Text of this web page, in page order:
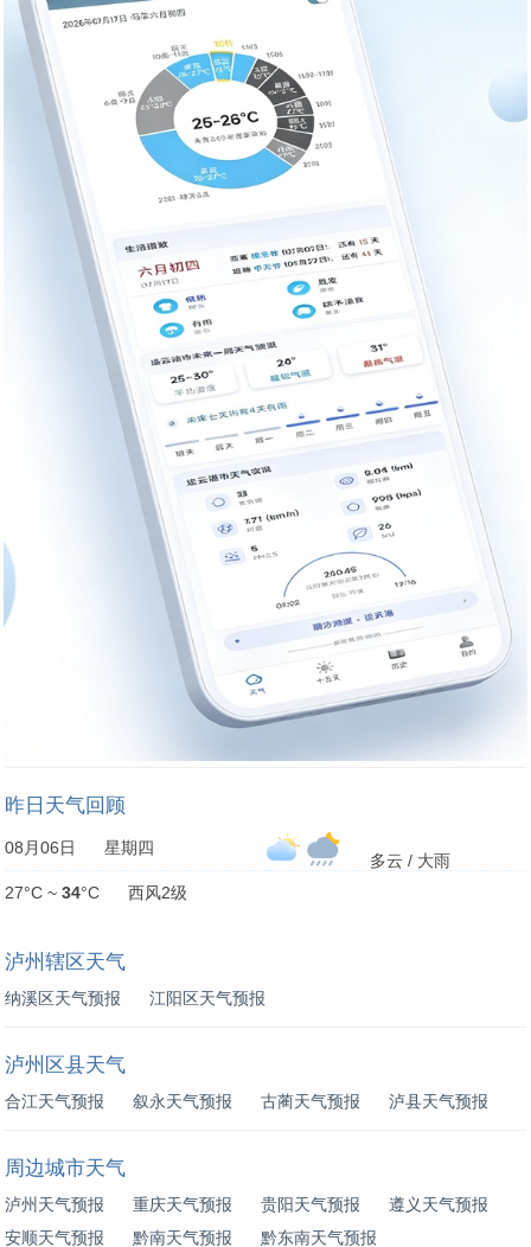
昨日天气回顾
08月06日 星期四
多云 / 大雨
27°C ~ 34°C 西风2级
泸州辖区天气
纳溪区天气预报 江阳区天气预报
泸州区县天气
合江天气预报 叙永天气预报 古蔺天气预报 泸县天气预报
周边城市天气
泸州天气预报 重庆天气预报 贵阳天气预报
遵义天气预报
安顺天气预报
黔南天气预报 黔东南天气预报